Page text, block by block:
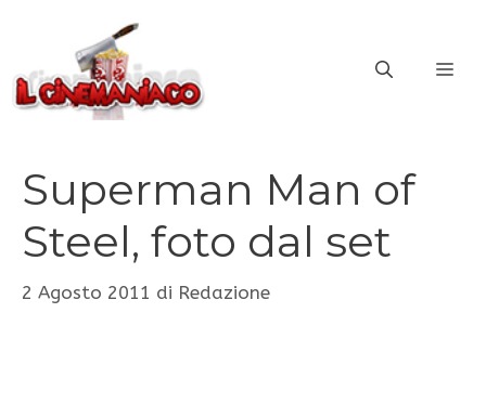
contenuto
Superman Man of
Steel, foto dal set
2 Agosto 2011 di Redazione